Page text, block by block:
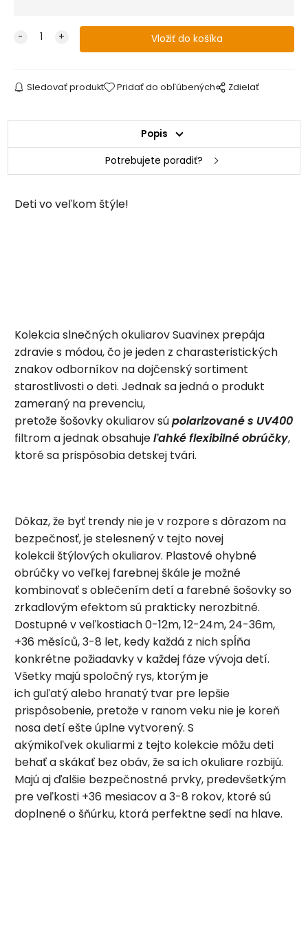
Sledovať produkt Pridať do obľúbených Zdielať
Popis
Potrebujete poradiť?
Deti vo veľkom štýle!
Kolekcia slnečných okuliarov Suavinex prepája
zdravie s módou, čo je jeden z charasteristických
znakov odborníkov na dojčenský sortiment
starostlivosti o deti. Jednak sa jedná o produkt
zameraný na prevenciu,
pretože šošovky okuliarov súpolarizované s UV400
filtrom a jednak obsahujeľahké flexibilné obrúčky,
ktoré sa prispôsobia detskej tvári.
Dôkaz, že byť trendy nie je v rozpore s dôrazom na
bezpečnosť, je stelesnený v tejto novej
kolekcii štýlových okuliarov. Plastové ohybné
obrúčky vo veľkej farebnej škále je možné
kombinovať s oblečením detí a farebné šošovky so
zrkadlovým efektom sú prakticky nerozbitné.
Dostupné v veľkostiach 0-12m, 12-24m, 24-36m,
+36 měsíců, 3-8 let, kedy každá z nich spĺňa
konkrétne požiadavky v každej fáze vývoja detí.
Všetky majú spoločný rys, ktorým je
ich guľatý alebo hranatý tvar pre lepšie
prispôsobenie, pretože v ranom veku nie je koreň
nosa detí ešte úplne vytvorený. S
akýmikoľvek okuliarmi z tejto kolekcie môžu deti
behať a skákať bez obáv, že sa ich okuliare rozbijú.
Majú aj ďalšie bezpečnostné prvky, predevšetkým
pre veľkosti +36 mesiacov a 3-8 rokov, ktoré sú
doplnené o šňúrku, ktorá perfektne sedí na hlave.